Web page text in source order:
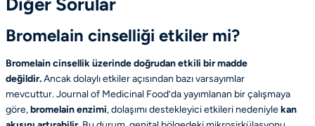
Bromelain cinselliği etkiler mi?
Bromelain cinsellik üzerinde doğrudan etkili bir madde
değildir.Ancak dolaylı etkiler açısından bazı varsayımlar
mevcuttur.Journal of Medicinal Food’da yayımlanan bir çalışmaya
göre,bromelain enzimi, dolaşımı destekleyici etkileri nedeniylekan